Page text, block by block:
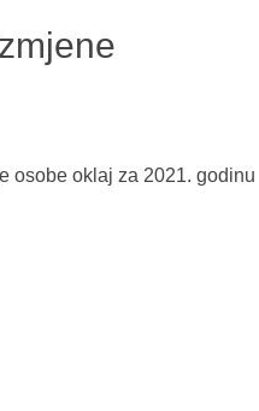
osobe oklaj za 2021. godinu